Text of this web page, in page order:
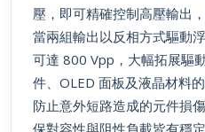
壓，即可精確控制高壓輸出
當兩組輸出以反相方式驅動
可達 800 Vpp，大幅拓展驅
件、OLED 面板及液晶材料
防止意外短路造成的元件損
保對容性與阻性負載皆有穩